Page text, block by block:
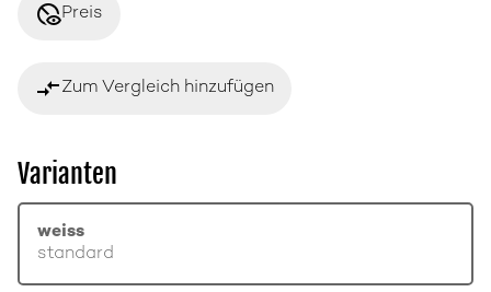
disabled_visiblePreis
compare_arrowsZum Vergleich hinzufügen
Varianten
weiss
standard